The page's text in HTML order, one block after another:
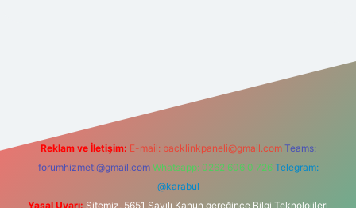
Reklam ve İletişim: E-mail: backlinkpaneli@gmail.com Teams:
forumhizmeti@gmail.com Whatsapp: 0262 606 0 726 Telegram:
@karabul
Yasal Uyarı: Sitemiz, 5651 Sayılı Kanun gereğince Bilgi Teknolojileri